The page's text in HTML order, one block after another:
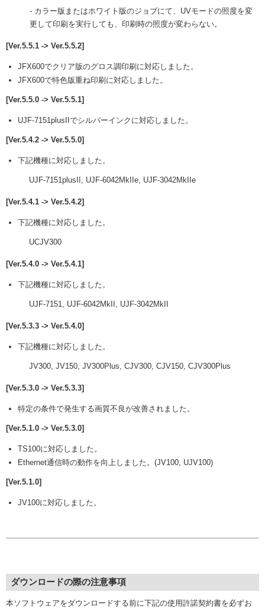
- カラー版またはホワイト版のジョブにて、UVモードの照度を変
更して印刷を実行しても、印刷時の照度が変わらない。
[Ver.5.5.1 -> Ver.5.5.2]
JFX600でクリア版のグロス調印刷に対応しました。
JFX600で特色版重ね印刷に対応しました。
[Ver.5.5.0 -> Ver.5.5.1]
UJF-7151plusIIでシルバーインクに対応しました。
[Ver.5.4.2 -> Ver.5.5.0]
下記機種に対応しました。
UJF-7151plusII, UJF-6042MkIIe, UJF-3042MkIIe
[Ver.5.4.1 -> Ver.5.4.2]
下記機種に対応しました。
UCJV300
[Ver.5.4.0 -> Ver.5.4.1]
下記機種に対応しました。
UJF-7151, UJF-6042MkII, UJF-3042MkII
[Ver.5.3.3 -> Ver.5.4.0]
下記機種に対応しました。
JV300, JV150, JV300Plus, CJV300, CJV150, CJV300Plus
[Ver.5.3.0 -> Ver.5.3.3]
特定の条件で発生する画質不良が改善されました。
[Ver.5.1.0 -> Ver.5.3.0]
TS100に対応しました。
Ethernet通信時の動作を向上しました。(JV100, UJV100)
[Ver.5.1.0]
JV100に対応しました。
ダウンロードの際の注意事項
本ソフトウェアをダウンロードする前に下記の使用許諾契約書を必ずお